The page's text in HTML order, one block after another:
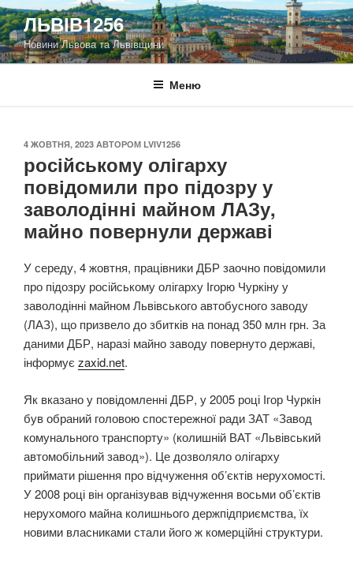
Перейти
до
вмісту
ЛЬВІВ1256
Новини Львова та Львівщини
Меню
ОПУБЛІКОВАНО
4 ЖОВТНЯ, 2023 АВТОРОМ LVIV1256
російському олігарху
повідомили про підозру у
заволодінні майном ЛАЗу,
майно повернули державі
У середу, 4 жовтня, працівники ДБР заочно повідомили
про підозру російському олігарху Ігорю Чуркіну у
заволодінні майном Львівського автобусного заводу
(ЛАЗ), що призвело до збитків на понад 350 млн грн. За
даними ДБР, наразі майно заводу повернуто державі,
інформує zaxid.net.
Як вказано у повідомленні ДБР, у 2005 році Ігор Чуркін
був обраний головою спостережної ради ЗАТ «Завод
комунального транспорту» (колишній ВАТ «Львівський
автомобільний завод»). Це дозволяло олігарху
приймати рішення про відчуження об’єктів нерухомості.
У 2008 році він організував відчуження восьми об’єктів
нерухомого майна колишнього держпідприємства, їх
новими власниками стали його ж комерційні структури.